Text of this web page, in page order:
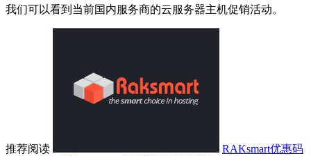
我们可以看到当前国内服务商的云服务器主机促销活动。
推荐阅读
RAKsmart优惠码